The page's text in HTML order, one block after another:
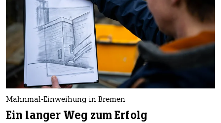
Mahnmal-Einweihung in Bremen
Ein langer Weg zum Erfolg